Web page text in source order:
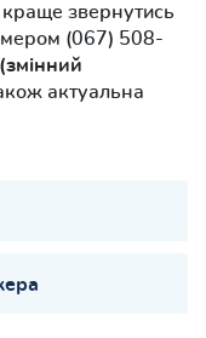
звернутись
(067) 508-
актуальна